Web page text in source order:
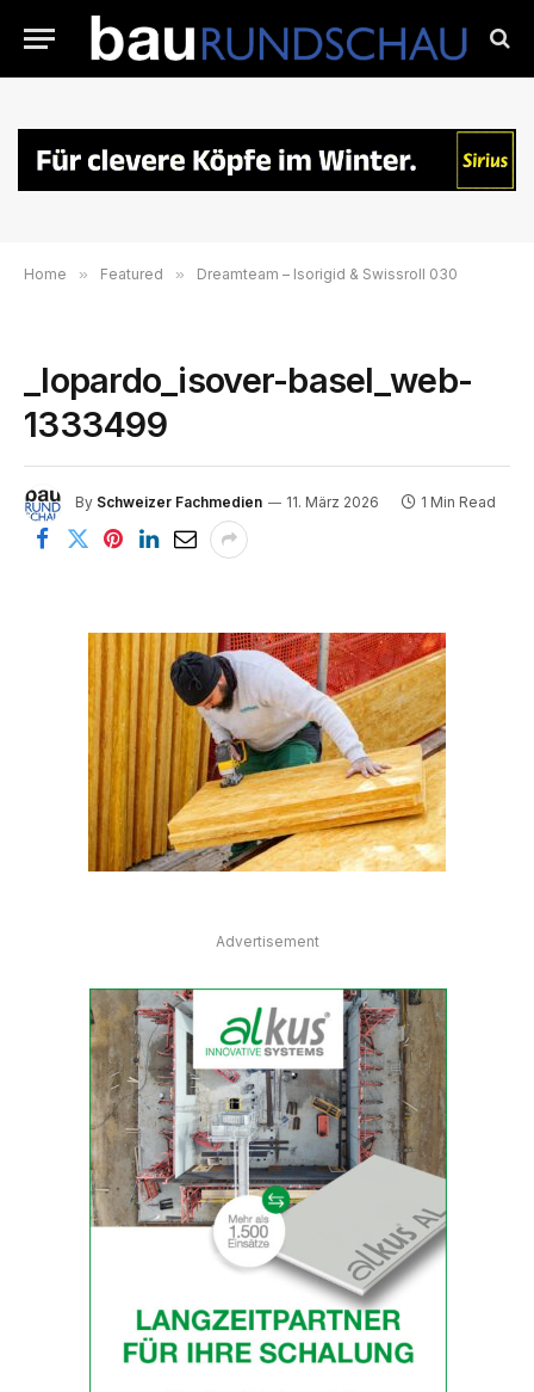
Home » Featured » Dreamteam – Isorigid & Swissroll 030
_lopardo_isover-basel_web-
1333499
By Schweizer Fachmedien 11. März 2026 1 Min Read
Advertisement